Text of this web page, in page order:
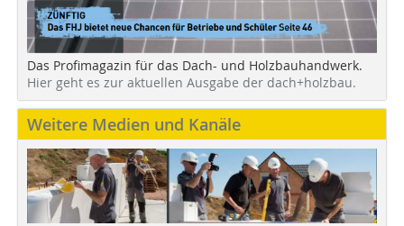
Das Profimagazin für das Dach- und Holzbauhandwerk.
Hier geht es zur aktuellen Ausgabe der dach+holzbau.
Weitere Medien und Kanäle